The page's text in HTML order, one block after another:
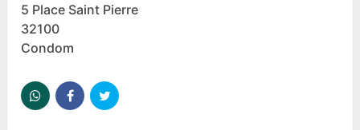
5 Place Saint Pierre
32100
Condom